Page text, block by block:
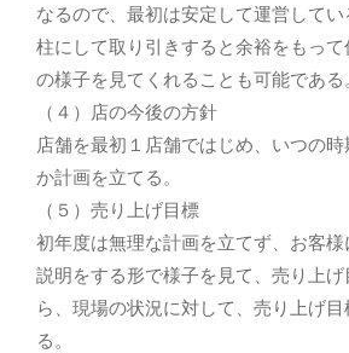
なるので、最初は安定して運営して
柱にして取り引きすると余裕をもっ
の様子を見てくれることも可能である。
（４）店の今後の方針
店舗を最初１店舗ではじめ、いつの
か計画を立てる。
（５）売り上げ目標
初年度は無理な計画を立てず、お客
説明をする形で様子を見て、売り上
ら、現場の状況に対して、売り上げ
る。